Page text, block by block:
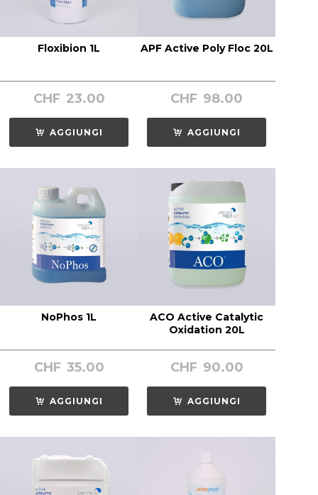
Floxibion 1L
CHF 23.00
AGGIUNGI
APF Active Poly Floc 20L
CHF 98.00
AGGIUNGI
NoPhos 1L
CHF 35.00
AGGIUNGI
ACO Active Catalytic
Oxidation 20L
CHF 90.00
AGGIUNGI